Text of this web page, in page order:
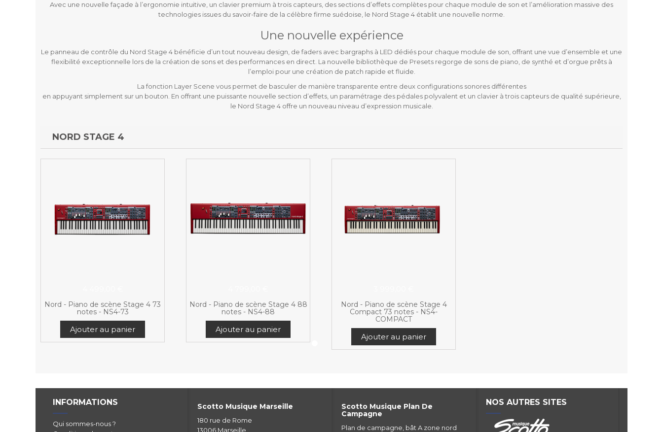
Avec une nouvelle façade à l’ergonomie intuitive, un clavier premium à trois capteurs, des sections d’effets complètes pour chaque module de son et l’amélioration massive des
technologies issues du savoir-faire de la célèbre firme suédoise, le Nord Stage 4 établit une nouvelle norme.
Une nouvelle expérience
Le panneau de contrôle du Nord Stage 4 bénéficie d’un tout nouveau design, de faders avec bargraphs à LED dédiés pour chaque module de son, offrant une vue d’ensemble et une
flexibilité exceptionnelle lors de la création de sons et des performances en direct. La nouvelle bibliothèque de Presets regorge de sons de piano, de synthé et d’orgue prêts à
l’emploi pour une création de patch rapide et fluide.
La fonction Layer Scene vous permet de basculer de manière transparente entre deux configurations sonores différentes
en appuyant simplement sur un bouton. En offrant une puissante nouvelle section d’effets, un paramétrage des pédales polyvalent et un clavier à trois capteurs de qualité supérieure,
le Nord Stage 4 offre un nouveau niveau d’expression musicale.
NORD STAGE 4
Nord - Piano de scène Stage 4 73
notes - NS4-73
Ajouter au panier
Nord - Piano de scène Stage 4 88
notes - NS4-88
Ajouter au panier
Nord - Piano de scène Stage 4
Compact 73 notes - NS4-
COMPACT
Ajouter au panier
INFORMATIONS
Qui sommes-nous ?
Scotto Musique Marseille
180 rue de Rome
13006 Marseille
Scotto Musique Plan De
Campagne
Plan de campagne, bât A zone nord
NOS AUTRES SITES